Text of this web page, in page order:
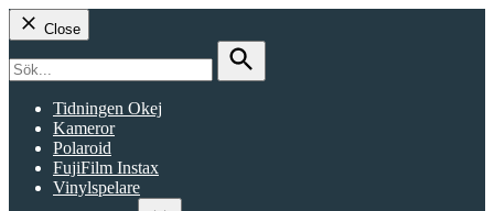
Close
for:
Search
Tidningen Okej
Kameror
Polaroid
FujiFilm Instax
Vinylspelare